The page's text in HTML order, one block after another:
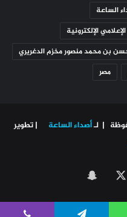
الساعة
الإلكترونية
بن محمد منصور مخزم الدغريري
مصر
أصداء الساعة
| تطوير
تشات